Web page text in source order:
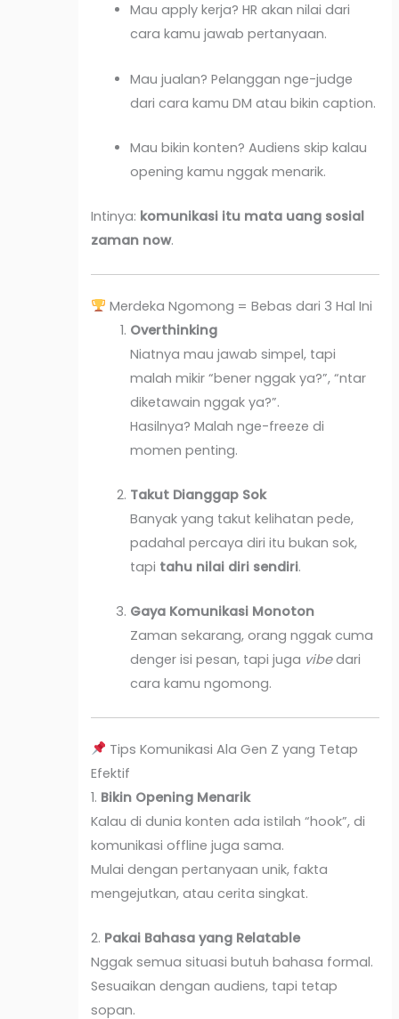
Mau apply kerja? HR akan nilai dari
cara kamu jawab pertanyaan.
Mau jualan? Pelanggan nge-judge
dari cara kamu DM atau bikin caption.
Mau bikin konten? Audiens skip kalau
opening kamu nggak menarik.
Intinya: komunikasi itu mata uang sosial
zaman now.
Merdeka Ngomong = Bebas dari 3 Hal Ini
Overthinking
Niatnya mau jawab simpel, tapi
malah mikir “bener nggak ya?”, “ntar
diketawain nggak ya?”.
Hasilnya? Malah nge-freeze di
momen penting.
Takut Dianggap Sok
Banyak yang takut kelihatan pede,
padahal percaya diri itu bukan sok,
tapi tahu nilai diri sendiri.
Gaya Komunikasi Monoton
Zaman sekarang, orang nggak cuma
denger isi pesan, tapi juga vibedari
cara kamu ngomong.
Tips Komunikasi Ala Gen Z yang Tetap
Efektif
1. Bikin Opening Menarik
Kalau di dunia konten ada istilah “hook”, di
komunikasi offline juga sama.
Mulai dengan pertanyaan unik, fakta
mengejutkan, atau cerita singkat.
2. Pakai Bahasa yang Relatable
Nggak semua situasi butuh bahasa formal.
Sesuaikan dengan audiens, tapi tetap
sopan.